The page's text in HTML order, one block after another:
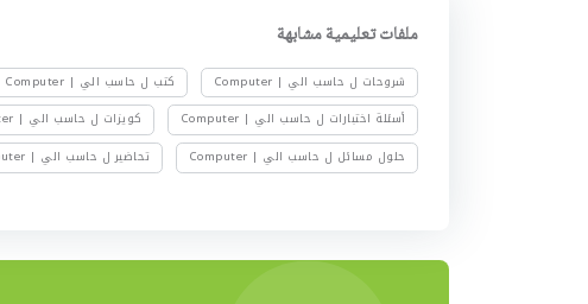
ملفات تعليمية مشابهة
شروحات ل حاسب الي | Computer كتب ل حاسب الي | Computer
أسئلة اختبارات ل حاسب الي | Computer
كويزات ل حاسب الي | Computer
حلول مسائل ل حاسب الي | Computer
تحاضير ل حاسب الي | Computer